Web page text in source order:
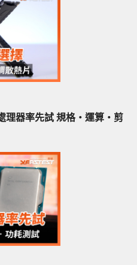
理器率先試 規格‧運算‧剪